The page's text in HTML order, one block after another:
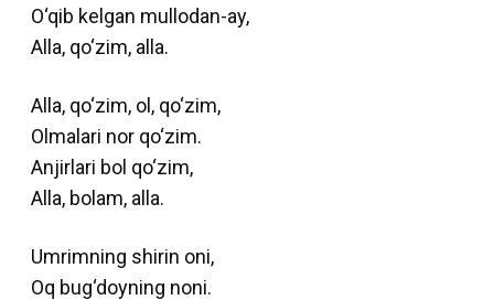
O‘qib kelgan mullodan-ay,
Alla, qo‘zim, alla.
Alla, qo‘zim, ol, qo‘zim,
Olmalari nor qo‘zim.
Anjirlari bol qo‘zim,
Alla, bolam, alla.
Umrimning shirin oni,
Oq bug‘doyning noni.